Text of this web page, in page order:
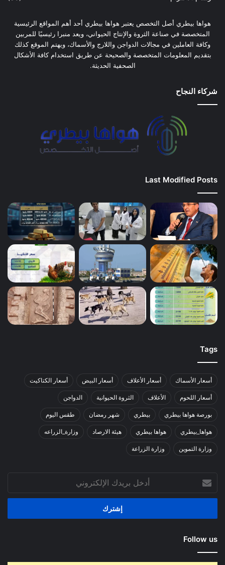
هواها بيطري أصل التخصص يعتبر هواها بيطري أحد أهم المواقع الرئيسية
المتخصصة في صناعة الثروة والإنتاج الحيواني، ويعد منبرا رئيسيًا للمربين
وكافة العاملين في مجالات الدواجن واللارج والأسماك، ويهتم الموقع كذلك
بتقديم المعلومات المتخصصة والصحيحة عن طريق استخدام كافة الأشكال
الصحفية الحديثة.
شركاء النجاح
Last Modified Posts
Tags
أسعار الأسماك أسعار الأعلاف أسعار البيض أسعار الكتاكيت
أسعار اللحوم الأعلاف الثروة الحيوانية الدواجن
بورصة هواها بيطري بيطري شهر رمضان طقس اليوم
هواها_بيطري هواها بيطري هيئة الارصاد وزارة_الزراعه
وزارة التموين وزارة الزراعة
بريدك
الإلكتروني
Follow us